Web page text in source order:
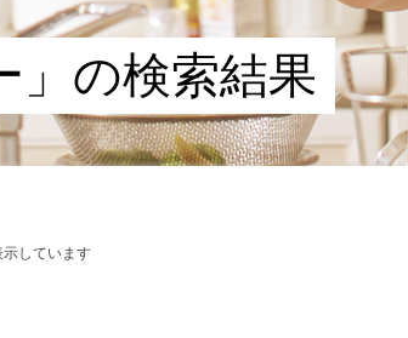
」の検索結果
しています